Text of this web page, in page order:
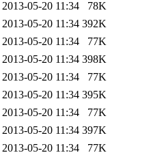
2013-05-20 11:34
78K
2013-05-20 11:34 392K
2013-05-20 11:34
77K
2013-05-20 11:34 398K
2013-05-20 11:34
77K
2013-05-20 11:34 395K
2013-05-20 11:34
77K
2013-05-20 11:34 397K
2013-05-20 11:34
77K